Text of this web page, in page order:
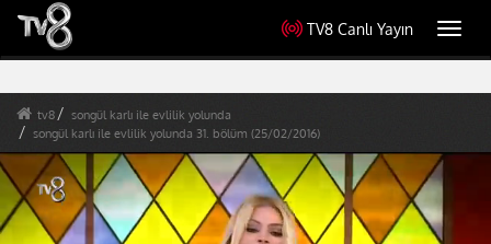
TV8 Canlı Yayın
tv8
songül karlı ile evlilik yolunda
songül karlı ile evlilik yolunda 31. bölüm (25/02/2016)